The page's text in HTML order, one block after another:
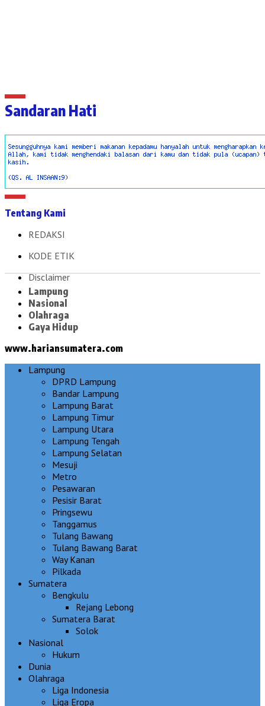
Sandaran Hati
Tentang Kami
REDAKSI
KODE ETIK
Disclaimer
Lampung
Nasional
Olahraga
Gaya Hidup
www.hariansumatera.com
Lampung
DPRD Lampung
Bandar Lampung
Lampung Barat
Lampung Timur
Lampung Utara
Lampung Tengah
Lampung Selatan
Mesuji
Metro
Pesawaran
Pesisir Barat
Pringsewu
Tanggamus
Tulang Bawang
Tulang Bawang Barat
Way Kanan
Pilkada
Sumatera
Bengkulu
Rejang Lebong
Sumatera Barat
Solok
Nasional
Hukum
Dunia
Olahraga
Liga Indonesia
Liga Eropa